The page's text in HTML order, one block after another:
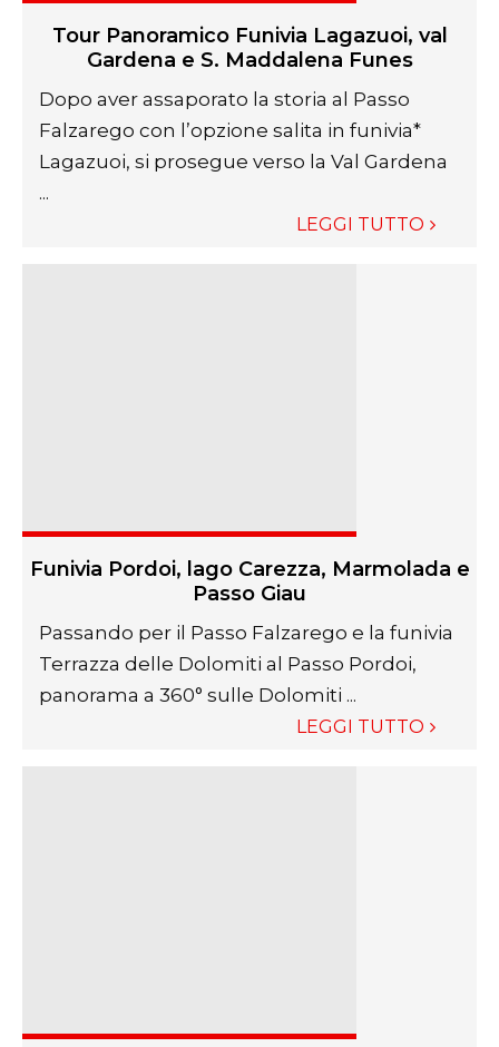
Tour Panoramico Funivia Lagazuoi, val
Gardena e S. Maddalena Funes
Dopo aver assaporato la storia al Passo
Falzarego con l’opzione salita in funivia*
Lagazuoi, si prosegue verso la Val Gardena
...
LEGGI TUTTO
Funivia Pordoi, lago Carezza, Marmolada e
Passo Giau
Passando per il Passo Falzarego e la funivia
Terrazza delle Dolomiti al Passo Pordoi,
panorama a 360° sulle Dolomiti ...
LEGGI TUTTO